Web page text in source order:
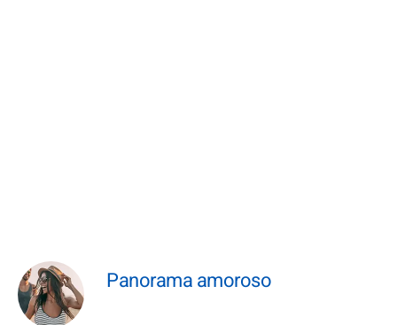
Panorama amoroso